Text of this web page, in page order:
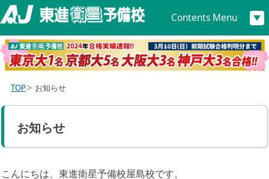
Contents Menu
TOP お知らせ
お知らせ
こんにちは、東進衛星予備校屋島校です。